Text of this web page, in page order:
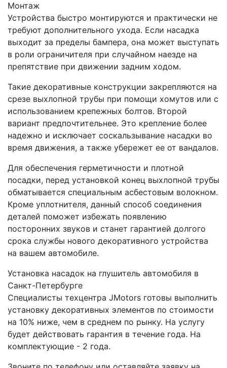
Монтаж
Устройства быстро монтируются и практически не
требуют дополнительного ухода. Если насадка
выходит за пределы бампера, она может выступать
в роли ограничителя при случайном наезде на
препятствие при движении задним ходом.
Такие декоративные конструкции закрепляются на
срезе выхлопной трубы при помощи хомутов или с
использованием крепежных болтов. Второй
вариант предпочтительнее. Это крепление более
надежно и исключает соскальзывание насадки во
время движения, а также убережет ее от вандалов.
Для обеспечения герметичности и плотной
посадки, перед установкой конец выхлопной трубы
обматывается специальным асбестовым волокном.
Кроме уплотнителя, данный способ соединения
деталей поможет избежать появлению
посторонних звуков и станет гарантией долгого
срока службы нового декоративного устройства
на вашем автомобиле.
Установка насадок на глушитель автомобиля в
Санкт-Петербурге
Специалисты техцентра JMotors готовы выполнить
установку декоративных элементов по стоимости
на 10% ниже, чем в среднем по рынку. На услугу
будет действовать гарантия в течение года. На
комплектующие - 2 года.